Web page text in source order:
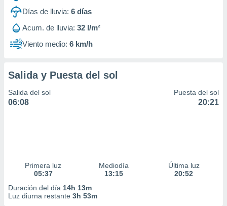
Días de lluvia: 6 días
Acum. de lluvia: 32 l/m²
Viento medio: 6 km/h
Salida y Puesta del sol
Salida del sol
06:08
Puesta del sol
20:21
Primera luz
05:37
Mediodía
13:15
Última luz
20:52
Duración del día 14h 13m
Luz diurna restante 3h 53m